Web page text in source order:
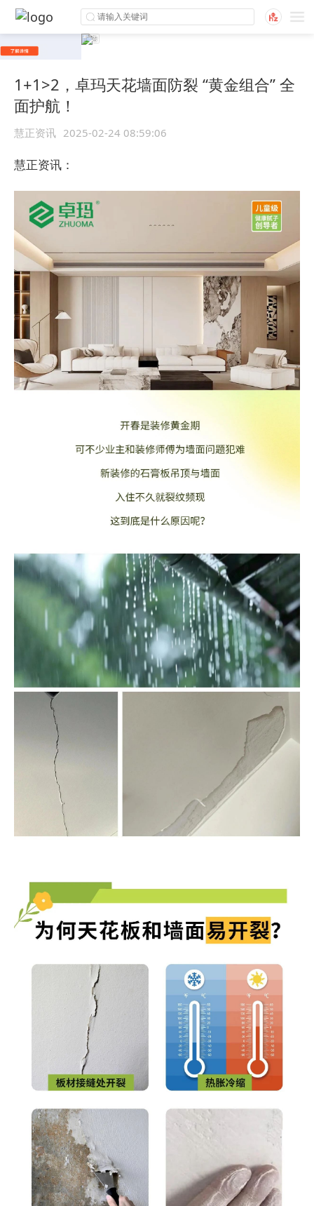
1+1>2，卓玛天花墙面防裂 “黄金组合” 全
面护航！
慧正资讯 2025-02-24 08:59:06
慧正资讯：